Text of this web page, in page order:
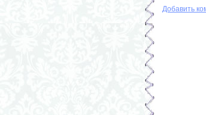
Добавить